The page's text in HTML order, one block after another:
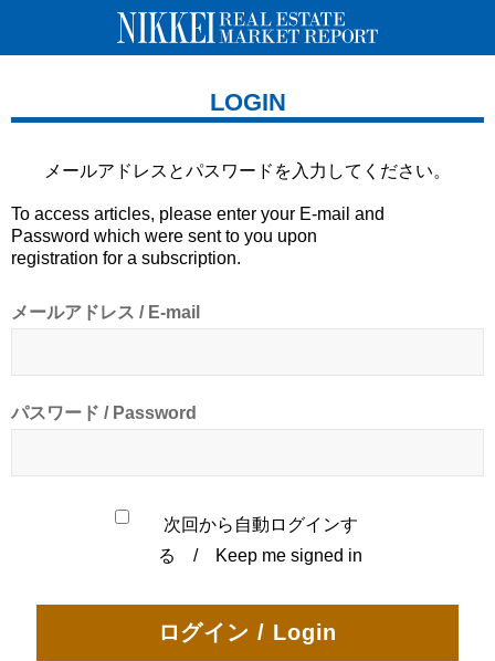
LOGIN
メールアドレスとパスワードを 入力してください。
To access articles, please enter your E-mail and
Password which were sent to you upon
registration for a subscription.
メールアドレス / E-mail
パスワード / Password
次回から自動ログインす
る / Keep me signed in